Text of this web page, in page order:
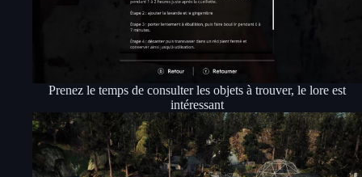
Prenez le temps de consulter les objets à trouver, le lore est
intéressant